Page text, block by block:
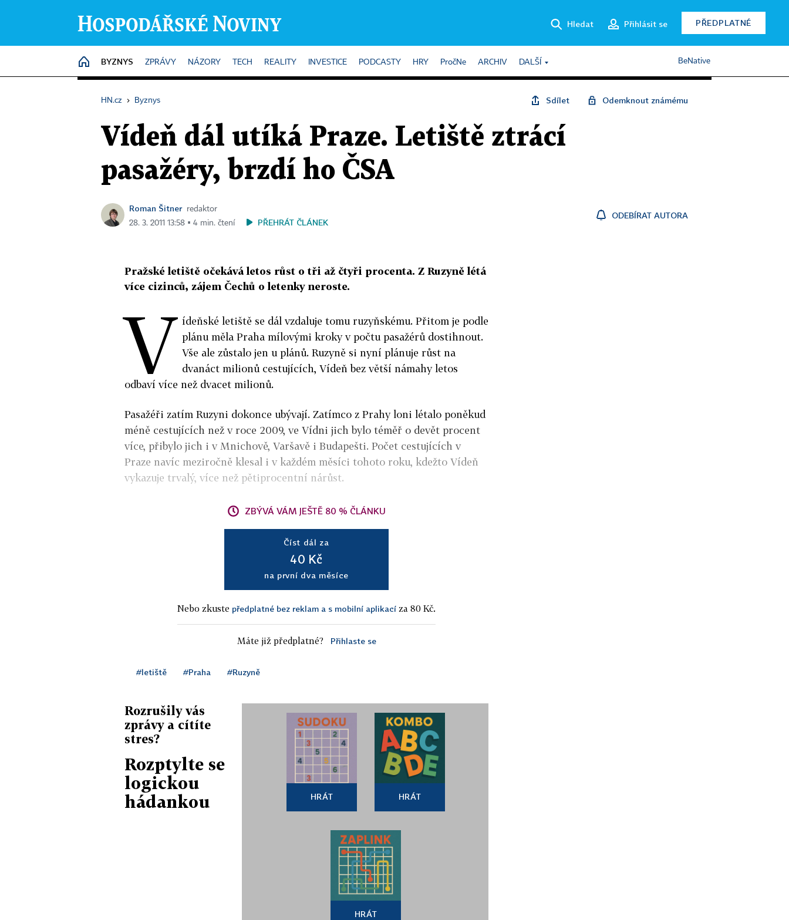
Hledat Přihlásit se PŘEDPLATNÉ
HOME
BYZNYS ZPRÁVY NÁZORY TECH REALITY INVESTICE PODCASTY HRY PročNe ARCHIV DALŠÍ BeNative
HN.cz › Byznys Sdílet Odemknout známému
Vídeň dál utíká Praze. Letiště ztrácí
pasažéry, brzdí ho ČSA
Roman Šitner
redaktor
28. 3. 2011 13:58 ▪ 4 min. čtení
PŘEHRÁT ČLÁNEK
ODEBÍRAT AUTORA
Pražské letiště očekává letos růst o tři až čtyři procenta. Z Ruzyně létá
více cizinců, zájem Čechů o letenky neroste.
V ídeňské letiště se dál vzdaluje tomu ruzyňskému. Přitom je podle
plánu měla Praha mílovými kroky v počtu pasažérů dostihnout.
Vše ale zůstalo jen u plánů. Ruzyně si nyní plánuje růst na
dvanáct milionů cestujících, Vídeň bez větší námahy letos
odbaví více než dvacet milionů.
Pasažéři zatím Ruzyni dokonce ubývají. Zatímco z Prahy loni létalo poněkud
méně cestujících než v roce 2009, ve Vídni jich bylo téměř o devět procent
více, přibylo jich i v Mnichově, Varšavě i Budapešti. Počet cestujících v
Praze navíc meziročně klesal i v každém měsíci tohoto roku, kdežto Vídeň
vykazuje trvalý, více než pětiprocentní nárůst.
ZBÝVÁ VÁM JEŠTĚ 80 % ČLÁNKU
Číst dál za
40 Kč
na první dva měsíce
Nebo zkuste předplatné bez reklam a s mobilní aplikací za 80 Kč.
Máte již předplatné? Přihlaste se
#letiště #Praha #Ruzyně
Rozrušily vás
zprávy a cítíte
stres?
Rozptylte se
logickou
hádankou
HRÁT HRÁT
HRÁT